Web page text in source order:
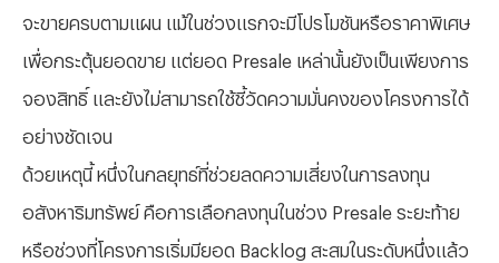
จะขายครบตามแผน แม้ในช่วงแรกจะมีโปรโมชันหรือราคาพิเศษ
เพื่อกระตุ้นยอดขาย แต่ยอด Presale เหล่านั้นยังเป็นเพียงการ
จองสิทธิ์ และยังไม่สามารถใช้ชี้วัดความมั่นคงของโครงการได้
อย่างชัดเจน
ด้วยเหตุนี้ หนึ่งในกลยุทธ์ที่ช่วยลดความเสี่ยงในการลงทุน
อสังหาริมทรัพย์ คือการเลือกลงทุนในช่วง Presale ระยะท้าย
หรือช่วงที่โครงการเริ่มมียอด Backlog สะสมในระดับหนึ่งแล้ว